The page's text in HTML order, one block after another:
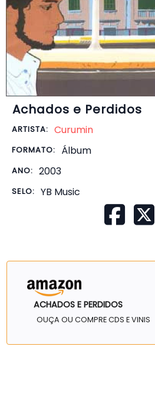
Achados e Perdidos
ARTISTA: Curumin
FORMATO: Álbum
ANO: 2003
SELO: YB Music
ACHADOS E PERDIDOS
OUÇA OU COMPRE CDS E VINIS